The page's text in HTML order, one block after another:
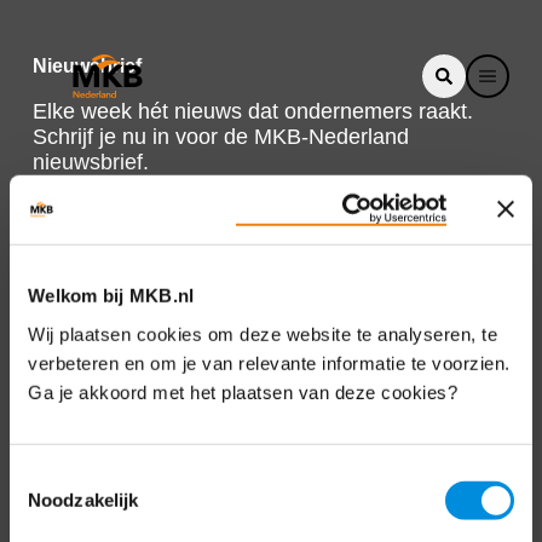
Welkom bij MKB.nl
Wij plaatsen cookies om deze website te analyseren, te
verbeteren en om je van relevante informatie te voorzien.
Ga je akkoord met het plaatsen van deze cookies?
Noodzakelijk
Nieuwsbrief
Elke week hét nieuws dat ondernemers raakt.
Schrijf je nu in voor de MKB-Nederland
nieuwsbrief.
Direct naar
Over ons
Bezuidenhoutseweg 12